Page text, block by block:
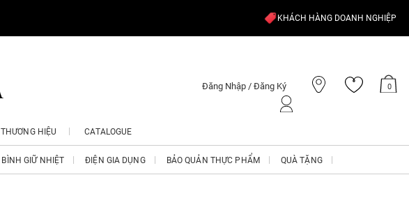
KHÁCH HÀNG DOANH NGHIỆP
Đăng Nhập / Đăng Ký 0
THƯƠNG HIỆU CATALOGUE
BÌNH GIỮ NHIỆT ĐIỆN GIA DỤNG BẢO QUẢN THỰC PHẨM QUÀ TẶNG